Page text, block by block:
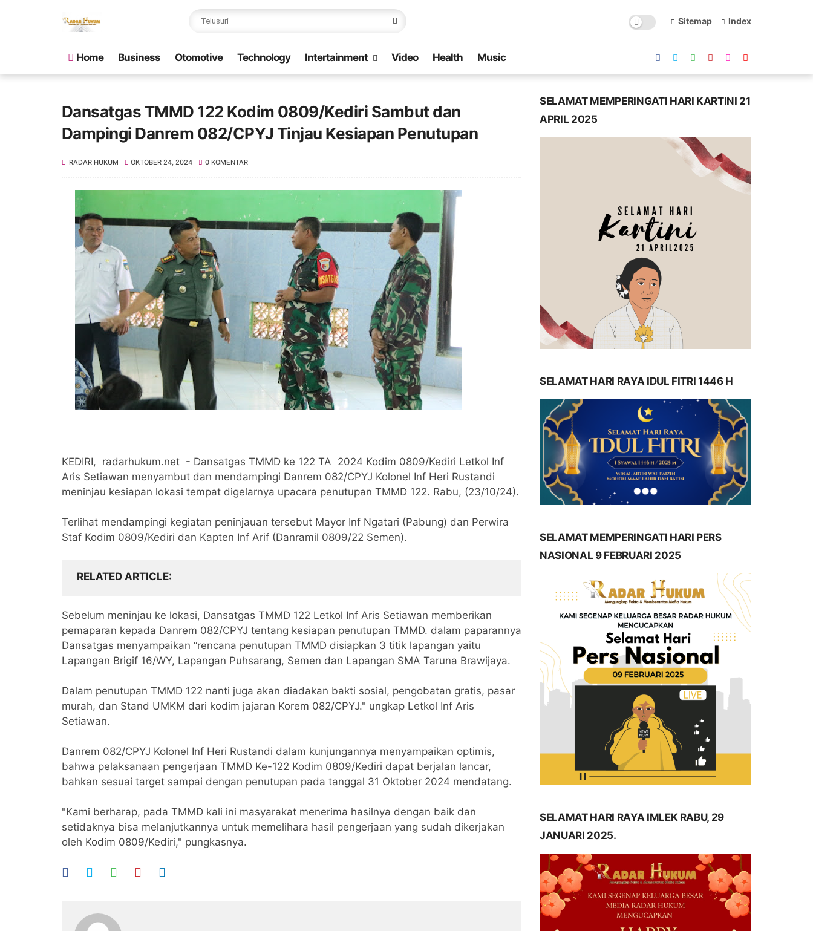
Sitemap Index
Home Business Otomotive Technology Intertainment Video Health Music
Dansatgas TMMD 122 Kodim 0809/Kediri Sambut dan
Dampingi Danrem 082/CPYJ Tinjau Kesiapan Penutupan
RADAR HUKUM OKTOBER 24, 2024 0 KOMENTAR
KEDIRI, radarhukum.net - Dansatgas TMMD ke 122 TA 2024 Kodim 0809/Kediri Letkol Inf
Aris Setiawan menyambut dan mendampingi Danrem 082/CPYJ Kolonel Inf Heri Rustandi
meninjau kesiapan lokasi tempat digelarnya upacara penutupan TMMD 122. Rabu, (23/10/24).
Terlihat mendampingi kegiatan peninjauan tersebut Mayor Inf Ngatari (Pabung) dan Perwira
Staf Kodim 0809/Kediri dan Kapten Inf Arif (Danramil 0809/22 Semen).
RELATED ARTICLE
Sebelum meninjau ke lokasi, Dansatgas TMMD 122 Letkol Inf Aris Setiawan memberikan
pemaparan kepada Danrem 082/CPYJ tentang kesiapan penutupan TMMD. dalam paparannya
Dansatgas menyampaikan “rencana penutupan TMMD disiapkan 3 titik lapangan yaitu
Lapangan Brigif 16/WY, Lapangan Puhsarang, Semen dan Lapangan SMA Taruna Brawijaya.
Dalam penutupan TMMD 122 nanti juga akan diadakan bakti sosial, pengobatan gratis, pasar
murah, dan Stand UMKM dari kodim jajaran Korem 082/CPYJ." ungkap Letkol Inf Aris
Setiawan.
Danrem 082/CPYJ Kolonel Inf Heri Rustandi dalam kunjungannya menyampaikan optimis,
bahwa pelaksanaan pengerjaan TMMD Ke-122 Kodim 0809/Kediri dapat berjalan lancar,
bahkan sesuai target sampai dengan penutupan pada tanggal 31 Oktober 2024 mendatang.
"Kami berharap, pada TMMD kali ini masyarakat menerima hasilnya dengan baik dan
setidaknya bisa melanjutkannya untuk memelihara hasil pengerjaan yang sudah dikerjakan
oleh Kodim 0809/Kediri," pungkasnya.
SELAMAT MEMPERINGATI HARI KARTINI 21
APRIL 2025
SELAMAT HARI RAYA IDUL FITRI 1446 H
SELAMAT MEMPERINGATI HARI PERS
NASIONAL 9 FEBRUARI 2025
SELAMAT HARI RAYA IMLEK RABU, 29
JANUARI 2025.